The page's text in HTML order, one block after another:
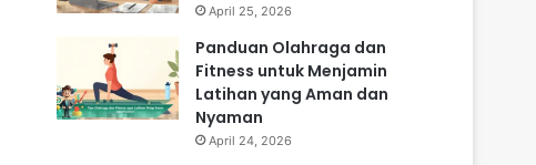
April 25, 2026
Panduan Olahraga dan
Fitness untuk Menjamin
Latihan yang Aman dan
Nyaman
April 24, 2026